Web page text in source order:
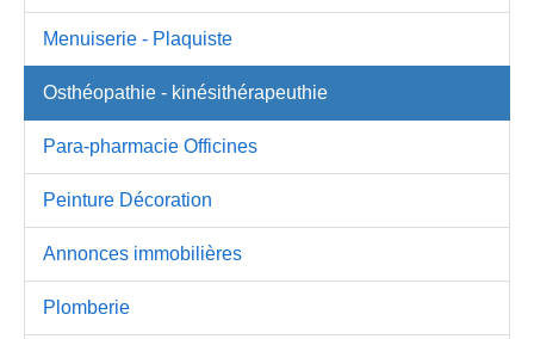
Menuiserie - Plaquiste
Osthéopathie - kinésithérapeuthie
Para-pharmacie Officines
Peinture Décoration
Annonces immobilières
Plomberie